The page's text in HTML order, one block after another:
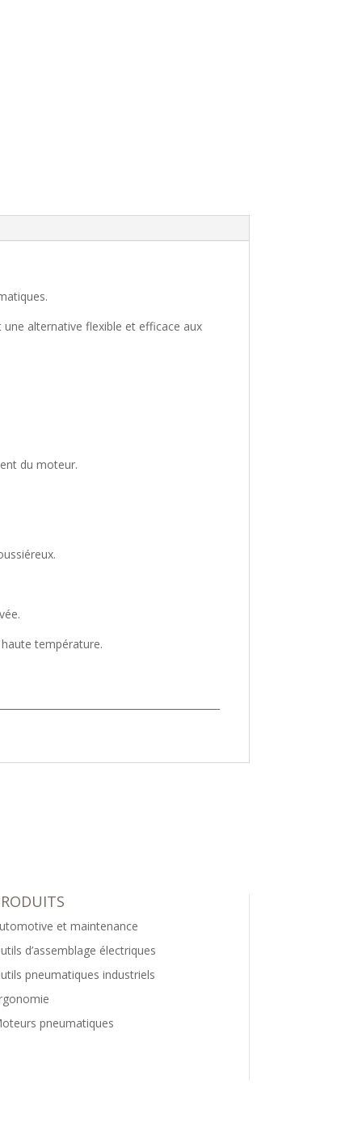
alternative flexible et efficace aux
du moteur.
température.
et maintenance
d’assemblage électriques
pneumatiques industriels
pneumatiques